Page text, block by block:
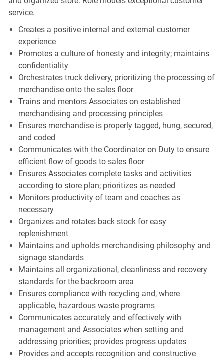
service.
Creates a positive internal and external customer
experience
Promotes a culture of honesty and integrity; maintains
confidentiality
Orchestrates truck delivery, prioritizing the processing of
merchandise onto the sales floor
Trains and mentors Associates on established
merchandising and processing principles
Ensures merchandise is properly tagged, hung, secured,
and coded
Communicates with the Coordinator on Duty to ensure
efficient flow of goods to sales floor
Ensures Associates complete tasks and activities
according to store plan; prioritizes as needed
Monitors productivity of team and coaches as
necessary
Organizes and rotates back stock for easy
replenishment
Maintains and upholds merchandising philosophy and
signage standards
Maintains all organizational, cleanliness and recovery
standards for the backroom area
Ensures compliance with recycling and, where
applicable, hazardous waste programs
Communicates accurately and effectively with
management and Associates when setting and
addressing priorities; provides progress updates
Provides and accepts recognition and constructive